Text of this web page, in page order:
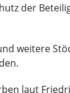
der
weitere
laut